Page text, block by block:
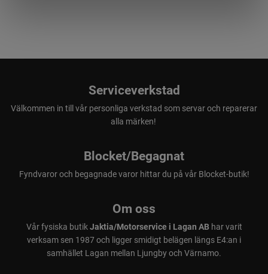
Serviceverkstad
Välkommen in till vår personliga verkstad som servar och reparerar
alla märken!
Blocket/Begagnat
Fyndvaror och begagnade varor hittar du på vår Blocket-butik!
Om oss
Vår fysiska butikJaktia/Motorservice i Lagan ABhar varit
verksam sen 1987 och ligger smidigt belägen längs E4:an i
samhället Lagan mellan Ljungby och Värnamo.